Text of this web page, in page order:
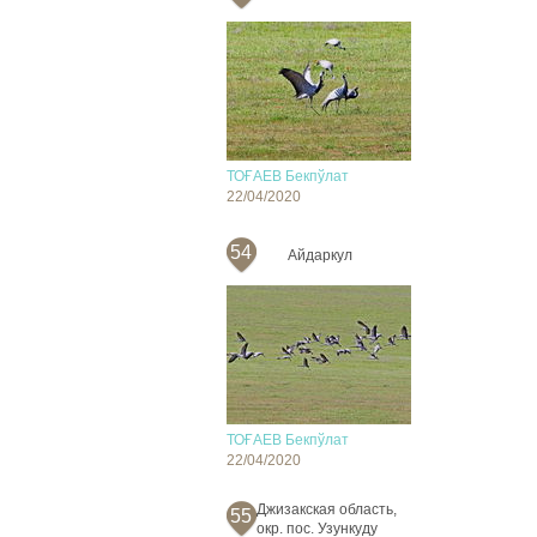
ТОҒАЕВ Бекпўлат
22/04/2020
54 Айдаркул
ТОҒАЕВ Бекпўлат
22/04/2020
55 Джизакская область,
окр. пос. Узункуду